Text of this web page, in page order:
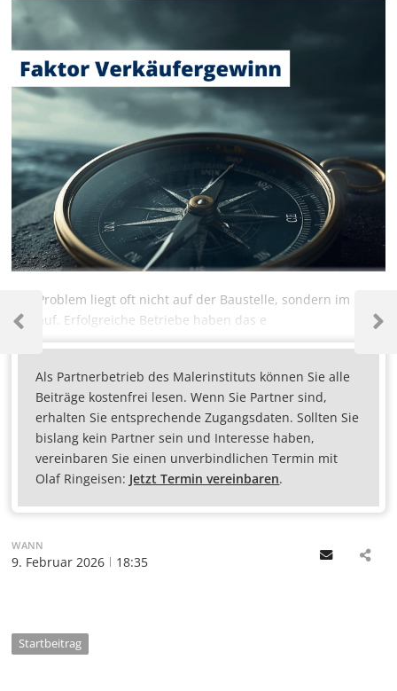
Das Problem liegt oft nicht auf der Baustelle, sondern im
Verkauf. Erfolgreiche Betriebe haben das e
Als Partnerbetrieb des Malerinstituts können Sie alle
Beiträge kostenfrei lesen. Wenn Sie Partner sind,
erhalten Sie entsprechende Zugangsdaten. Sollten Sie
bislang kein Partner sein und Interesse haben,
vereinbaren Sie einen unverbindlichen Termin mit
Olaf Ringeisen: Jetzt Termin vereinbaren.
WANN
9. Februar 2026 18:35 Email
Startbeitrag